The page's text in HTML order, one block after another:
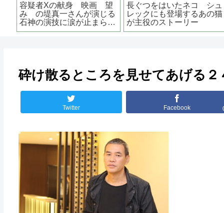
恋する寄生虫 あらすじは？
原作は？ロケ地は？ 林遣
都、小松菜奈主演
危険なビーナスの妻夫木聡
が出演 映画 『 渇
き 』 クセのある刑事役
を熱演
砕け散るところを見せてあげる２
Twitter Facebook